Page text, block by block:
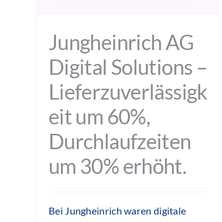
Jungheinrich AG
Digital Solutions –
Lieferzuverlässigk
eit um 60%,
Durchlaufzeiten
um 30% erhöht.
Bei Jungheinrich waren digitale